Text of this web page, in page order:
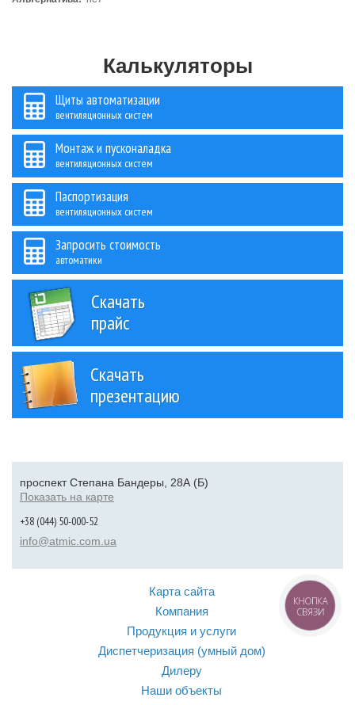
Калькуляторы
Щиты автоматизации
вентиляционных систем
Монтаж и пусконаладка
вентиляционных систем
Паспортизация
вентиляционных систем
Запросить стоимость
автоматики
Скачать
прайс
Скачать
презентацию
проспект Степана Бандеры, 28А (Б)
Показать на карте
+38 (044) 50-000-52
info@atmic.com.ua
Карта сайта
Компания
Продукция и услуги
Диспетчеризация (умный дом)
Дилеру
Наши объекты
КНОПКА
СВЯЗИ